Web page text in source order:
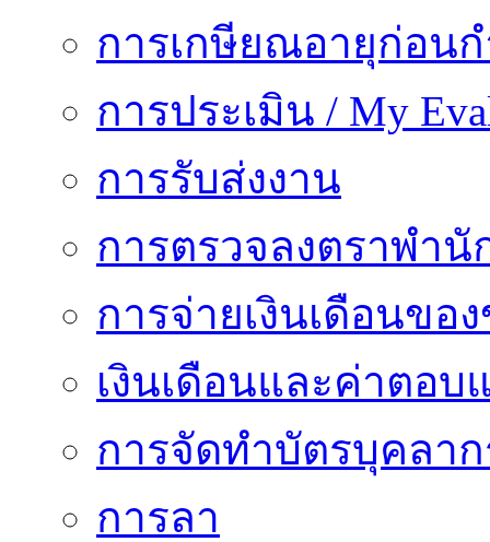
การเกษียณอายุก่อน
การประเมิน / My
การรับส่งงาน
การตรวจลงตราพำ
การจ่ายเงินเดือนขอ
เงินเดือนและค่าตอบ
การจัดทำบัตรบุคลา
การลา